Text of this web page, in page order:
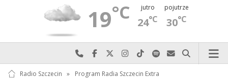
19°C jutro
24°C
pojutrze
30°C
Najlepiej po prostu do nas zadzwoń
Odwiedź nas na Facebook-u
Odwiedź nas na X
Odwiedź nas na Instagram-ie
Odwiedź nas na TikTok-u
Szukaj nas na Spotify
Wyślij do nas
Szukaj
Radio Szczecin » Program Radia Szczecin Extra